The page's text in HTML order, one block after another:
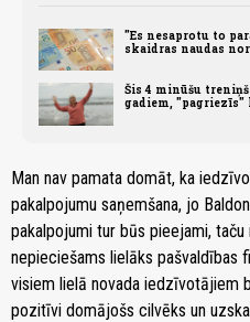
"Es nesaprotu to
skaidras naudas
Šis 4 minūšu
gadiem, "pagriezīs"
Man nav pamata domāt, ka
pakalpojumu saņemšana, jo
pakalpojumi tur būs pieejami,
nepieciešams lielāks pašvaldības
visiem lielā novada iedzīvotājiem
pozitīvi domājošs cilvēks un